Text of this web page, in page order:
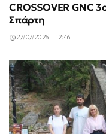
CROSSOVER GNC
Σπάρτη
27/07/2026 - 12:46